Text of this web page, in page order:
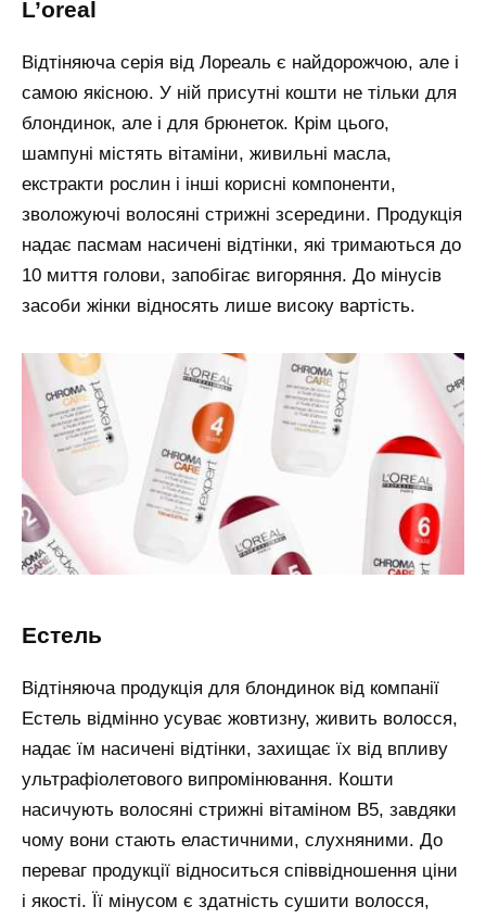
l’oreal
Відтіняюча серія від Лореаль є найдорожчою, але і
самою якісною. У ній присутні кошти не тільки для
блондинок, але і для брюнеток. Крім цього,
шампуні містять вітаміни, живильні масла,
екстракти рослин і інші корисні компоненти,
зволожуючі волосяні стрижні зсередини. Продукція
надає пасмам насичені відтінки, які тримаються до
10 миття голови, запобігає вигоряння. До мінусів
засоби жінки відносять лише високу вартість.
естель
Відтіняюча продукція для блондинок від компанії
Естель відмінно усуває жовтизну, живить волосся,
надає їм насичені відтінки, захищає їх від впливу
ультрафіолетового випромінювання. Кошти
насичують волосяні стрижні вітаміном B5, завдяки
чому вони стають еластичними, слухняними. До
переваг продукції відноситься співвідношення ціни
і якості. Її мінусом є здатність сушити волосся,